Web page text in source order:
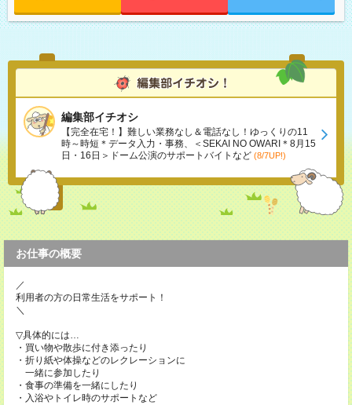
編集部イチオシ
【完全在宅！】難しい業務なし＆電話なし！ゆっくりの11
時～時短＊データ入力・事務、＜SEKAI NO OWARI＊8月15
日・16日＞ドーム公演のサポートバイトなど (8/7UP!)
お仕事の概要
／
利用者の方の日常生活をサポート！
＼
▽具体的には…
・買い物や散歩に付き添ったり
・折り紙や体操などのレクレーションに
一緒に参加したり
・食事の準備を一緒にしたり
・入浴やトイレ時のサポートなど